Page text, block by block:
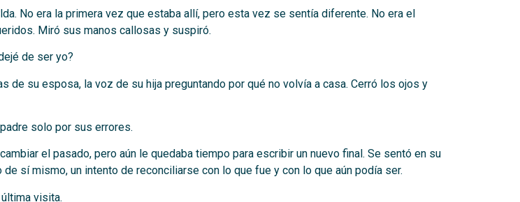
No era la primera vez que estaba allí, pero esta vez se sentía diferente. No era el
Miró sus manos callosas y suspiró.
de ser yo?
su esposa, la voz de su hija preguntando por qué no volvía a casa. Cerró los ojos y
solo por sus errores.
el pasado, pero aún le quedaba tiempo para escribir un nuevo final. Se sentó en su
sí mismo, un intento de reconciliarse con lo que fue y con lo que aún podía ser.
visita.